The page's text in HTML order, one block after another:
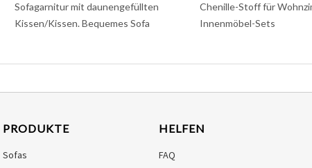
Sofagarnitur mit daunengefüllten
Kissen/Kissen. Bequemes Sofa
Chenille-Stoff für
Innenmöbel-Sets
PRODUKTE
Sofas
HELFEN
FAQ